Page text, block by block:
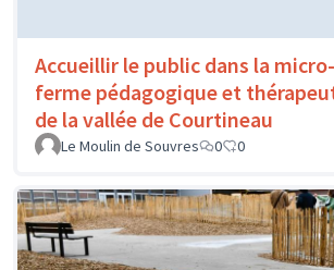
Accueillir le public dans la micro-
ferme pédagogique et
de la vallée de Courtineau
Le Moulin de Souvres 0 0